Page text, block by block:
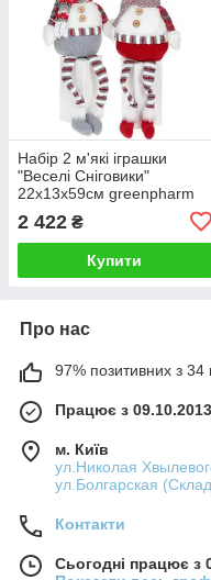
Набір 2 м'які іграшки
"Веселі Сніговики"
22х13х59см greenpharm
2 422 ₴
Купити
Про нас
97% позитивних з 34
Працює з 09.10.2013
м. Київ
ул.Николая
ул.Болгарская
Контакти
Сьогодні працює з